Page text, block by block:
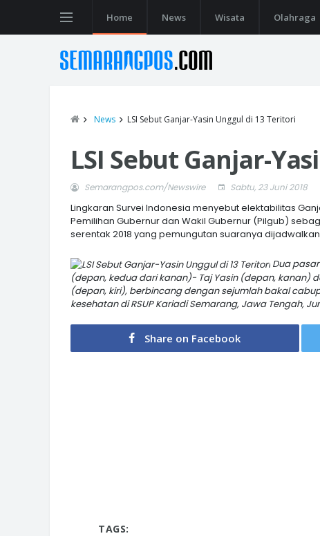
Home News Wisata Olahraga
News LSI Sebut Ganjar-Yasin Unggul di 13 Teritori
LSI Sebut Ganjar-
Semarangpos.com/Newswire Sabtu, 23 Juni 2018
Lingkaran Survei Indonesia menyebut elektabilitas
Pemilihan Gubernur dan Wakil Gubernur (Pilgub)
serentak 2018 yang pemungutan suaranya
Dua
(depan, kedua dari kanan)- Taj Yasin (depan, kanan)
(depan, kiri), berbincang dengan sejumlah bakal
kesehatan di RSUP Kariadi Semarang, Jawa Tengah,
Share on Facebook
TAGS: